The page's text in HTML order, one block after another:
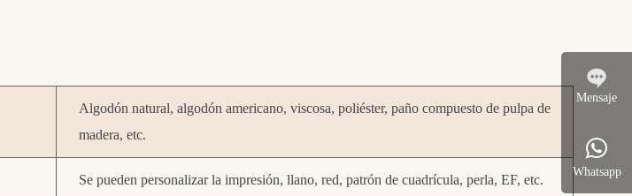
Algodón natural, algodón americano, viscosa, poliéster, paño compuesto de pulpa de
madera, etc.
Se pueden personalizar la impresión, llano, red, patrón de cuadrícula, perla, EF, etc.
Mensaje
Whatsapp